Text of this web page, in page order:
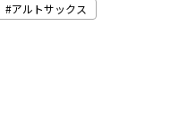
アルトサックス